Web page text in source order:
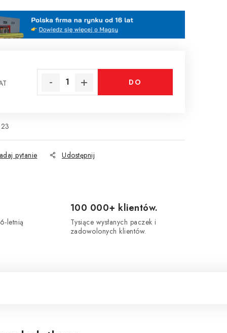
DO
pytanie Udostępnij
letnią
100 000+ klientów.
Tysiące wysłanych paczek i
zadowolonych klientów.